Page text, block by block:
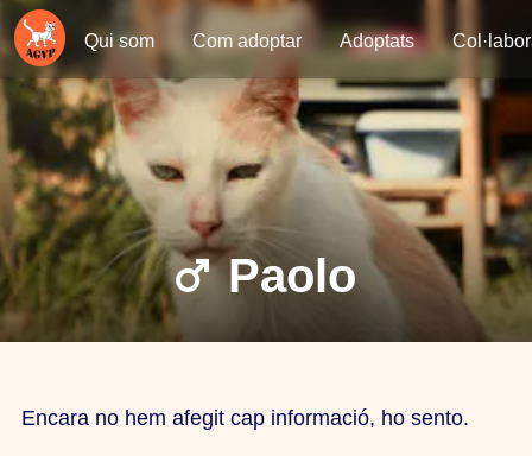
Qui som Com adoptar Adoptats
Paolo
Encara no hem afegit cap informació, ho sento.